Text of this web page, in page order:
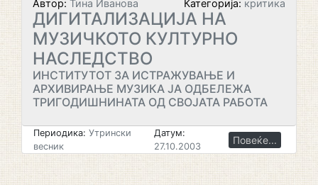
Автор: Тина Иванова Категорија: критика
ДИГИТАЛИЗАЦИЈА НА
МУЗИЧКОТО КУЛТУРНО
НАСЛЕДСТВО
ИНСТИТУТОТ ЗА ИСТРАЖУВАЊЕ И
АРХИВИРАЊЕ МУЗИКА ЈА ОДБЕЛЕЖА
ТРИГОДИШНИНАТА ОД СВОЈАТА РАБОТА
Периодика: Утрински
весник
Датум:
27.10.2003
Повеќе...